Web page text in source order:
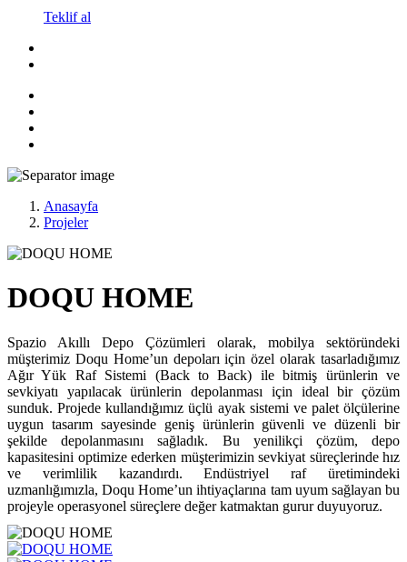
Teklif al
Anasayfa
Projeler
DOQU HOME
Spazio Akıllı Depo Çözümleri olarak, mobilya sektöründeki
müşterimiz Doqu Home’un depoları için özel olarak tasarladığımız
Ağır Yük Raf Sistemi (Back to Back) ile bitmiş ürünlerin ve
sevkiyatı yapılacak ürünlerin depolanması için ideal bir çözüm
sunduk. Projede kullandığımız üçlü ayak sistemi ve palet ölçülerine
uygun tasarım sayesinde geniş ürünlerin güvenli ve düzenli bir
şekilde depolanmasını sağladık. Bu yenilikçi çözüm, depo
kapasitesini optimize ederken müşterimizin sevkiyat süreçlerinde hız
ve verimlilik kazandırdı. Endüstriyel raf üretimindeki
uzmanlığımızla, Doqu Home’un ihtiyaçlarına tam uyum sağlayan bu
projeyle operasyonel süreçlere değer katmaktan gurur duyuyoruz.